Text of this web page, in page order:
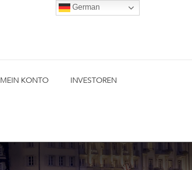
MEIN KONTO INVESTOREN
German